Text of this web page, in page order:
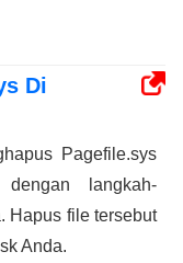
Di
Pagefile.sys
langkah-
Hapus file tersebut
Anda.